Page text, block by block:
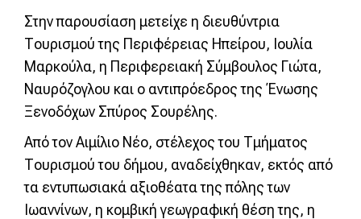
Στην παρουσίαση μετείχε η διευθύντρια
Τουρισμού της Περιφέρειας Ηπείρου, Ιουλία
Μαρκούλα, η Περιφερειακή Σύμβουλος Γιώτα,
Ναυρόζογλου και ο αντιπρόεδρος της Ένωσης
Ξενοδόχων Σπύρος Σουρέλης.
Από τον Αιμίλιο Νέο, στέλεχος του Τμήματος
Τουρισμού του δήμου, αναδείχθηκαν, εκτός από
τα εντυπωσιακά αξιοθέατα της πόλης των
Ιωαννίνων, η κομβική γεωγραφική θέση της, η